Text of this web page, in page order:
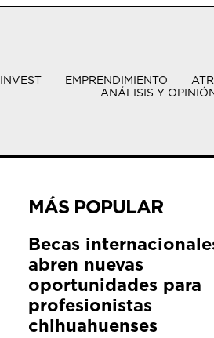
INVEST EMPRENDIMIENTO
ANÁLISIS Y
MÁS POPULAR
Becas
abren nuevas
oportunidades para
profesionistas
chihuahuenses